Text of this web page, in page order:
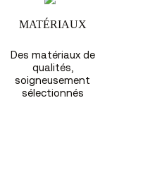
MATÉRIAUX
Des matériaux de
qualités,
soigneusement
sélectionnés